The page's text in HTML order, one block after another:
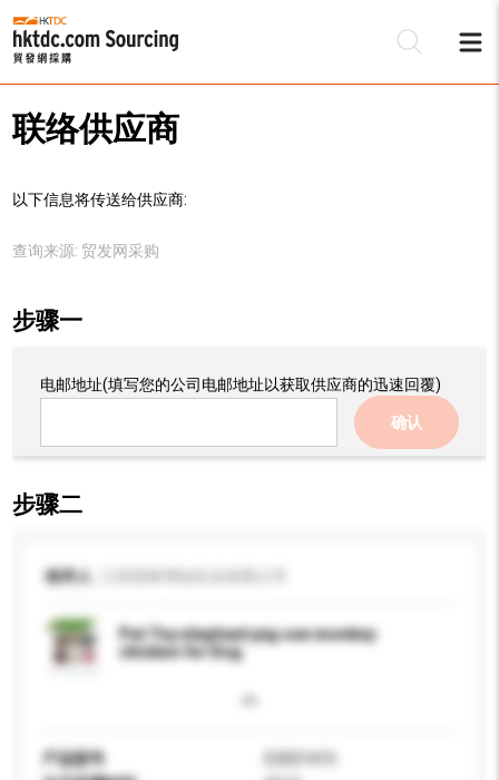
联络供应商
以下信息将传送给供应商:
查询来源: 贸发网采购
步骤一
电邮地址(填写您的公司电邮地址以获取供应商的迅速回覆)
确认
步骤二
收件人
Pet Toy elephant pig cow monkey
chicken for Dog
产品型号
E2021415